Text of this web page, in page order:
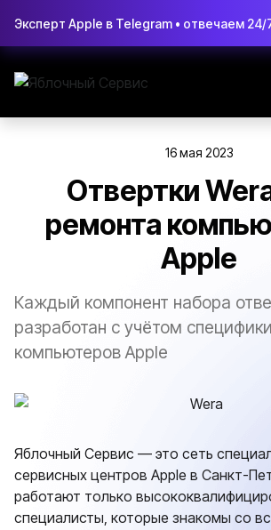
Эксперт Apple в Telegram • отвечаем 24/
16 мая 2023
Отвертки
ремонта
Apple
Каждый компонент набора
разработан с учётом
компьютеров Apple
Яблочный Сервис — это сеть
сервисных центров Apple в Санкт-
работают только
специалисты, которые знакомы со